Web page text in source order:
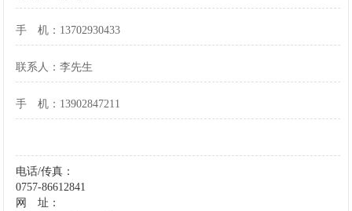
手 机：13702930433
联系人：李先生
手 机：13902847211
电话/传真：
0757-86612841
网 址：